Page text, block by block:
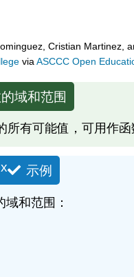
Cristian Martinez,
viaASCCC Open
域和范围
所有可能值，可用作
示例
和范围：